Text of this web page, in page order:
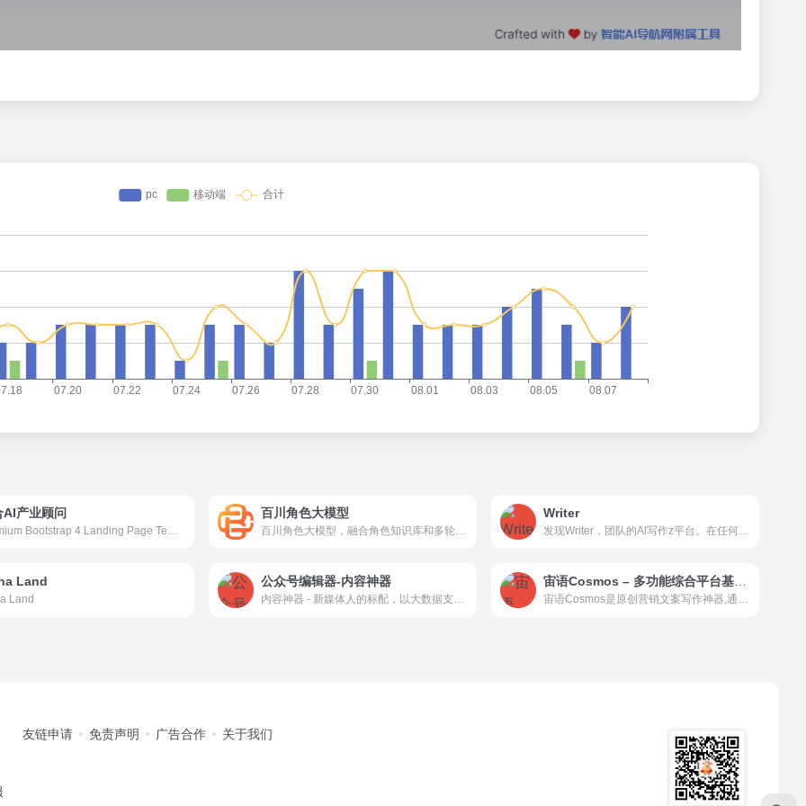
AI产业顾问
Premium Bootstrap 4 Landing Page Template
百川角色大模型
百川角色大模型，融合角色知识库和多轮记忆能力，海量高质量对话、书籍数据底座增强，Cot和强化微调 打造栩栩如生的角色智能体
Writer
发现Writer，团队的Al写作z平台。在任何地方制作清晰、一致和符合品牌的内容。今天就免费试用吧。 Build generative AI into any business process with the secure enterprise platform. Focus on AI-first workflows, not building your own stack.
Land
Land
公众号编辑器-内容神器
内容神器 - 新媒体人的标配，以大数据支持内容工作 - 5CE.COM 宙语Cosmos是原创营销文案写作神器,通过强大的自然语言处理能力,通过输入关键词,快速生成原创的软文,可以发布在各个媒体和自媒体平台,大幅提高创作效率
友链申请 免责声明 广告合作 关于我们